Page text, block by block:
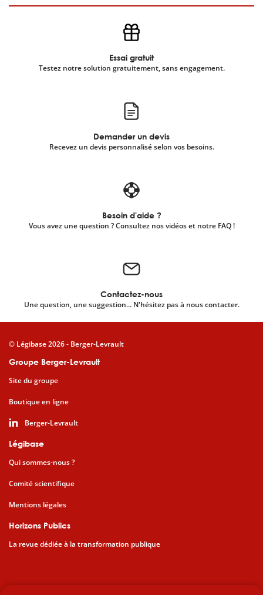
Essai gratuit
Testez notre solution gratuitement, sans engagement.
Demander un devis
Recevez un devis personnalisé selon vos besoins.
Besoin d'aide ?
Vous avez une question ? Consultez nos vidéos et notre FAQ !
Contactez-nous
Une question, une suggestion... N'hésitez pas à nous contacter.
Groupe Berger-Levrault
Site du groupe
Boutique en ligne
Berger-Levrault
Légibase
Qui sommes-nous ?
Comité scientifique
Mentions légales
Horizons Publics
La revue dédiée à la transformation publique
© Légibase 2026 - Berger-Levrault